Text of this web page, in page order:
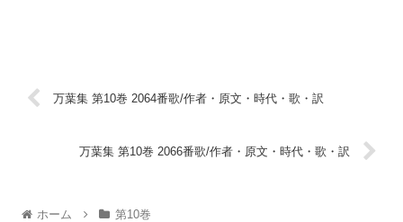
万葉集 第10巻 2064番歌/作者・原文・時代・歌・訳
万葉集 第10巻 2066番歌/作者・原文・時代・歌・訳
ホーム 第10巻